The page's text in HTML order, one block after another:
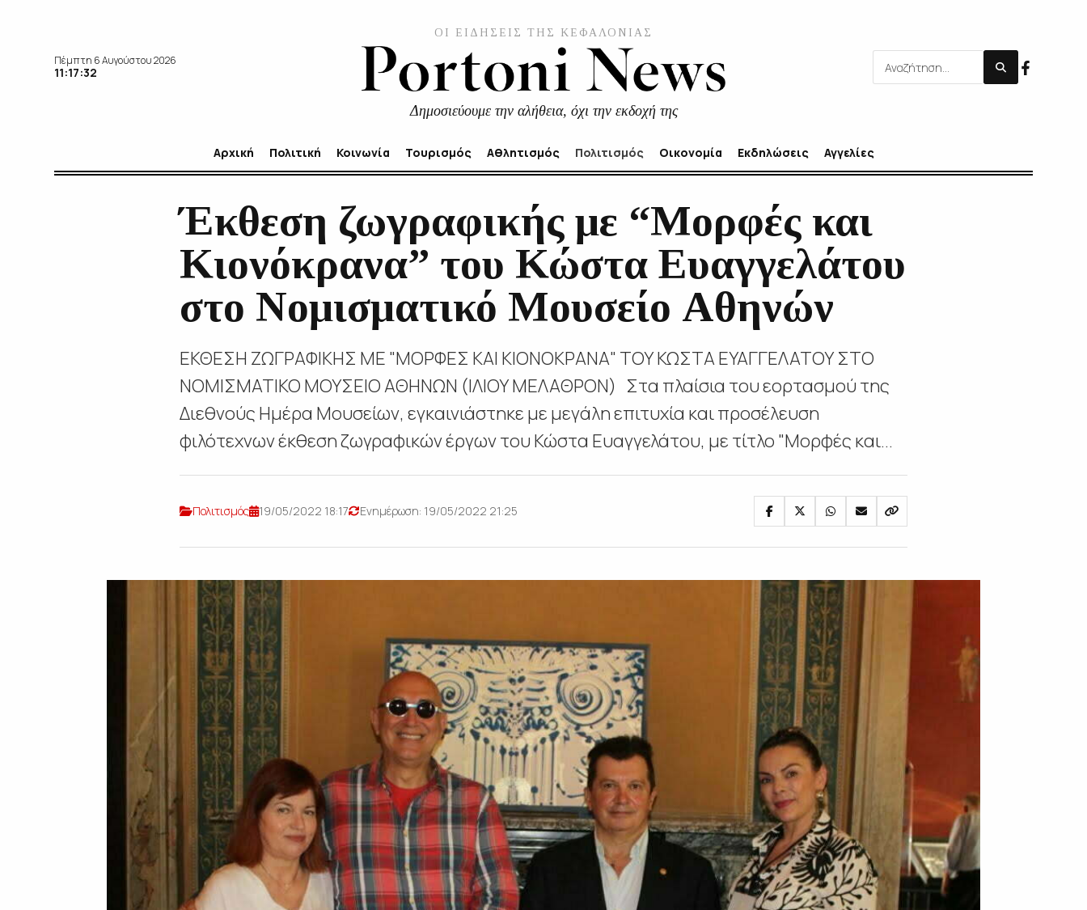
Πέμπτη 6 Αυγούστου 2026
11:17:34
ΟΙ ΕΙΔΗΣΕΙΣ ΤΗΣ ΚΕΦΑΛΟΝΙΑΣ
Δημοσιεύουμε την αλήθεια, όχι την εκδοχή της
Αρχική Πολιτική Κοινωνία Τουρισμός Αθλητισμός Πολιτισμός Οικονομία Εκδηλώσεις Αγγελίες
Έκθεση ζωγραφικής με “Μορφές και
Κιονόκρανα” του Κώστα Ευαγγελάτου
στο Νομισματικό Μουσείο Αθηνών
ΕΚΘΕΣΗ ΖΩΓΡΑΦΙΚΗΣ ΜΕ "ΜΟΡΦΕΣ ΚΑΙ ΚΙΟΝΟΚΡΑΝΑ" ΤΟΥ ΚΩΣΤΑ ΕΥΑΓΓΕΛΑΤΟΥ ΣΤΟ
ΝΟΜΙΣΜΑΤΙΚΟ ΜΟΥΣΕΙΟ ΑΘΗΝΩΝ (ΙΛΙΟΥ ΜΕΛΑΘΡΟΝ) Στα πλαίσια του εορτασμού της
Διεθνούς Ημέρα Μουσείων, εγκαινιάστηκε με μεγάλη επιτυχία και προσέλευση
φιλότεχνων έκθεση ζωγραφικών έργων του Κώστα Ευαγγελάτου, με τίτλο "Μορφές και...
Πολιτισμός 19/05/2022 18:17 Ενημέρωση: 19/05/2022 21:25